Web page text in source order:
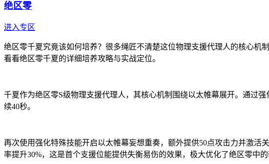
绝区零
进入专区
绝区零千夏究竟该如何培养？很多绳匠不清楚这位物理支援代理人的核心
看看绝区零千夏的详细培养攻略与实战定位。
千夏作为绝区零S级物理支援代理人，其核心机制围绕以太帷幕展开。通过
续40秒。
再次使用强化特殊技能开启以太帷幕妄想重奏，额外提供50点攻击力并激
率提升30%，这是首个支援位能提供失衡易伤的效果，极大优化了绝区零中的